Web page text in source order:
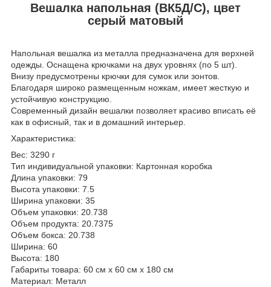
Вешалка напольная (ВК5Д/С), цвет
серый матовый
Напольная вешалка из металла предназначена для верхней
одежды. Оснащена крючками на двух уровнях (по 5 шт).
Внизу предусмотрены крючки для сумок или зонтов.
Благодаря широко размещенным ножкам, имеет жесткую и
устойчивую конструкцию.
Современный дизайн вешалки позволяет красиво вписать её
как в офисный, так и в домашний интерьер.
Характеристика:
Вес: 3290 г
Тип индивидуальной упаковки: Картонная коробка
Длина упаковки: 79
Высота упаковки: 7.5
Ширина упаковки: 35
Объем упаковки: 20.738
Объем продукта: 20.7375
Объем бокса: 20.738
Ширина: 60
Высота: 180
Габариты товара: 60 см x 60 см x 180 см
Материал: Металл